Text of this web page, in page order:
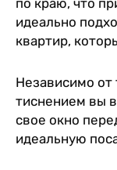
идеально
квартир,
Независимо от
тиснением вы
свое окно
идеальную